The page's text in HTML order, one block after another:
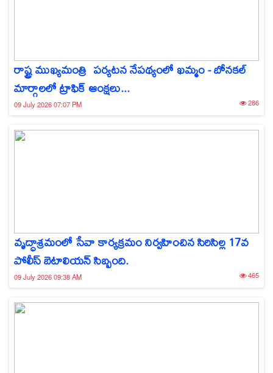
రాష్ట్ర ముఖ్యమంత్రి పర్యటన నేపథ్యంలో ఖమ్మం - బోనకల్
మార్గాలలో ట్రాఫిక్ ఆంక్షలు...
09 July 2026 07:07 PM 286
వృద్ధాశ్రమంలో సేవా కార్యక్రమం నిర్వహించిన సిరిసిల్ల 17వ
పోలీస్ బెటాలియన్ సిబ్బంది.
09 July 2026 09:38 AM 465